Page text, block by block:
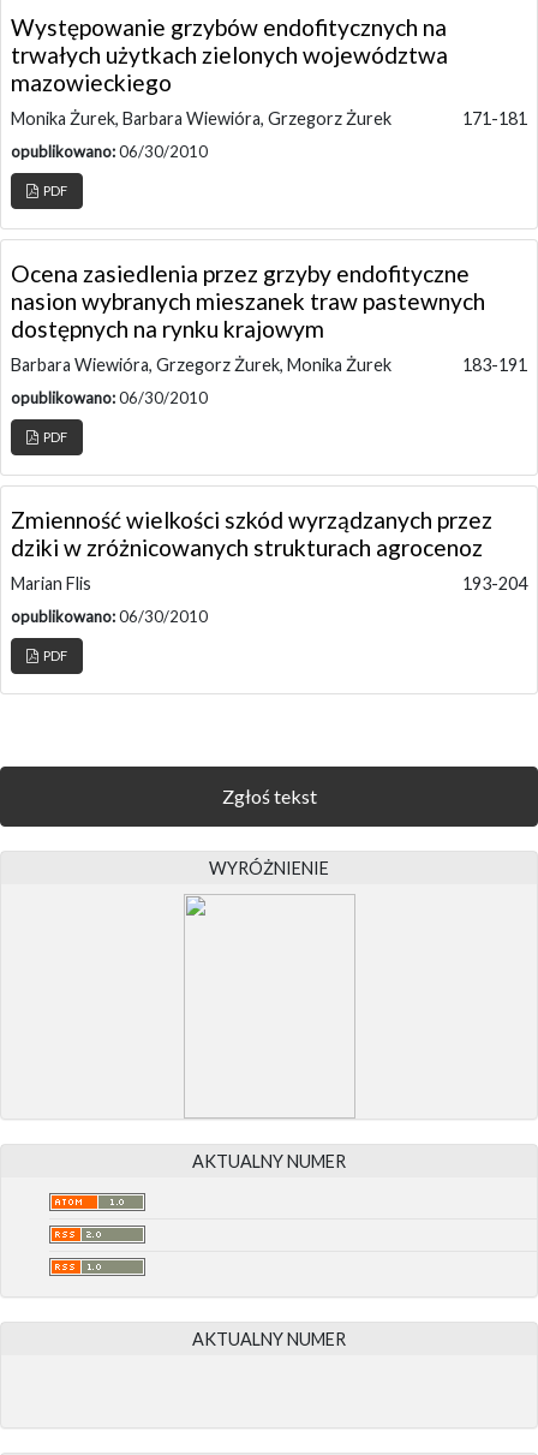
Występowanie grzybów endofitycznych na
trwałych użytkach zielonych województwa
mazowieckiego
Monika Żurek, Barbara Wiewióra, Grzegorz Żurek 171-181
opublikowano:06/30/2010
PDF
Ocena zasiedlenia przez grzyby endofityczne
nasion wybranych mieszanek traw pastewnych
dostępnych na rynku krajowym
Barbara Wiewióra, Grzegorz Żurek, Monika Żurek 183-191
opublikowano:06/30/2010
PDF
Zmienność wielkości szkód wyrządzanych przez
dziki w zróżnicowanych strukturach agrocenoz
Marian Flis 193-204
opublikowano:06/30/2010
PDF
Zgłoś tekst
WYRÓŻNIENIE
AKTUALNY NUMER
AKTUALNY NUMER